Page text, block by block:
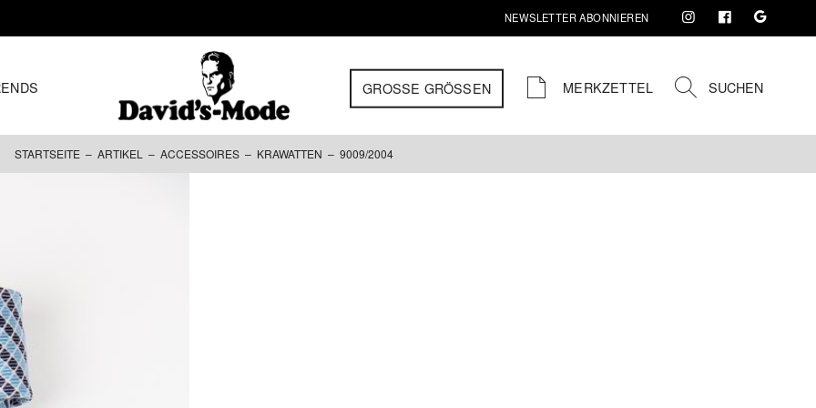
NEWSLETTER ABONNIEREN
GROSSE GRÖSSEN MERKZETTEL SUCHEN
STARTSEITE – ARTIKEL – ACCESSOIRES – KRAWATTEN – 9009/2004